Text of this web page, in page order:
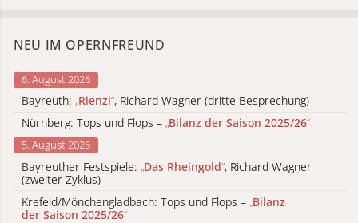
NEU IM OPERNFREUND
6. August 2026
Bayreuth: „Rienzi“, Richard Wagner (dritte Besprechung)
Nürnberg: Tops und Flops – „Bilanz der Saison 2025/26“
5. August 2026
Bayreuther Festspiele: „Das Rheingold“, Richard Wagner
(zweiter Zyklus)
Krefeld/Mönchengladbach: Tops und Flops – „Bilanz
der Saison 2025/26“